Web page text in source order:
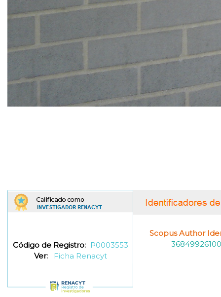
Código de Registro: P0003553
Ver:
Ficha Renacyt
Scopus Author
36849926100